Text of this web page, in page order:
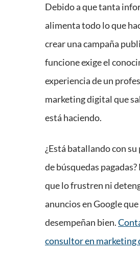
Debido a que tanta
alimenta todo lo que
crear una campaña
funcione exige el
experiencia de un
marketing digital que
está haciendo.
¿Está batallando con
de búsquedas
que lo frustren ni
anuncios en Google que
desempeñan bien.
consultor en marketing